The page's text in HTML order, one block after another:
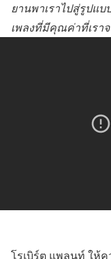
ยานพาเราไปสู่รูปแ
เพลงที่มีคุณค่าที่เรา
โรเบิร์ต แพลนท์ ให้ค